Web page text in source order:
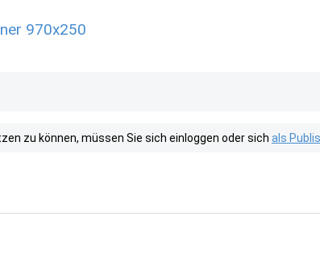
970x250
zu können, müssen Sie sich einloggen oder sich als